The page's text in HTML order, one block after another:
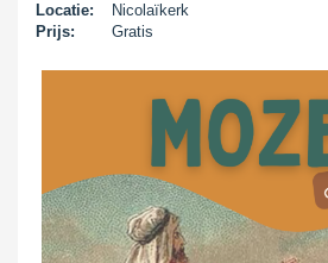
Locatie:
Nicolaïkerk
Prijs:
Gratis